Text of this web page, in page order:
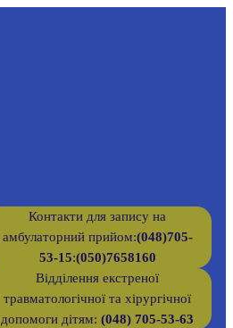
Контакти для запису на
амбулаторний прийом:(048)705-
53-15:(050)7658160
Відділення екстреної
травматологічної та хірургічної
допомоги дітям: (048) 705-53-63